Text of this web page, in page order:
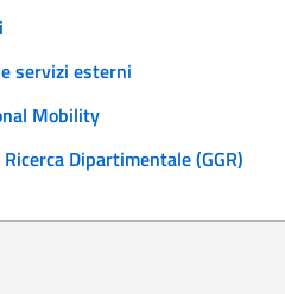
servizi esterni
Mobility
Dipartimentale (GGR)